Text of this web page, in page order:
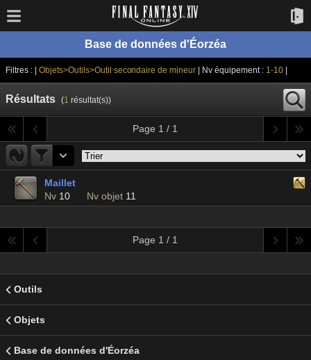
Base de données d'Éorzéa
Filtres : | Objets>Outils>Outil secondaire de mineur | Nv équipement : 1-10|
Résultats (1 résultat(s))
Page 1 / 1
Maillet
Nv 10 Nv objet 11
Page 1 / 1
Outils
Objets
Base de données d'Éorzéa